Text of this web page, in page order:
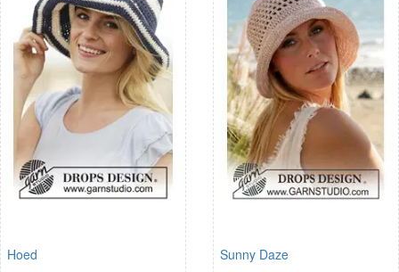
Hoed Sunny Daze